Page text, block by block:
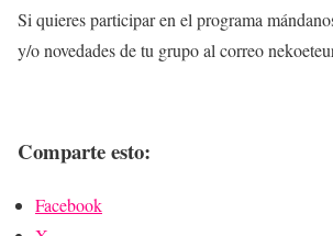
Si quieres participar en el programa
y/o novedades de tu grupo al correo
Comparte esto:
Facebook